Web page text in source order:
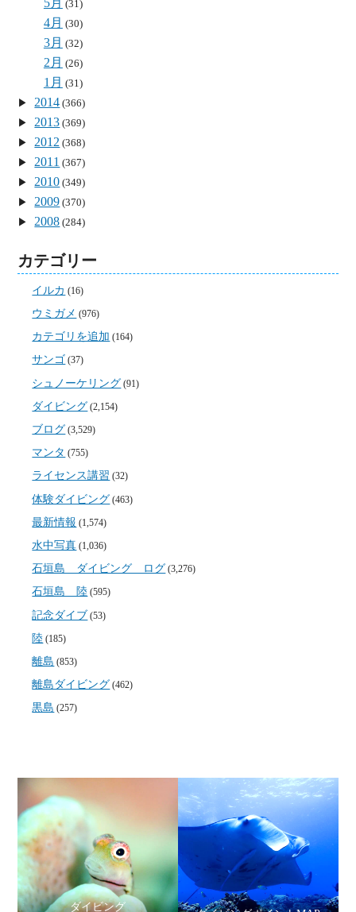
(31)
4月 (30)
3月 (32)
2月 (26)
1月 (31)
2014 (366)
2013 (369)
2012 (368)
2011 (367)
2010 (349)
2009 (370)
2008 (284)
カテゴリー
イルカ (16)
ウミガメ (976)
カテゴリを追加 (164)
サンゴ (37)
シュノーケリング (91)
ダイビング (2,154)
ブログ (3,529)
マンタ (755)
ライセンス講習 (32)
体験ダイビング (463)
最新情報 (1,574)
水中写真 (1,036)
石垣島 ダイビング ログ (3,276)
石垣島 陸 (595)
記念ダイブ (53)
陸 (185)
離島 (853)
離島ダイビング (462)
黒島 (257)
ダイビング